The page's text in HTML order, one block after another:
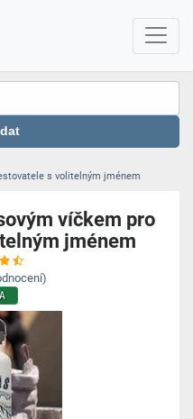
s volitelným jménem
víčkem pro
jménem